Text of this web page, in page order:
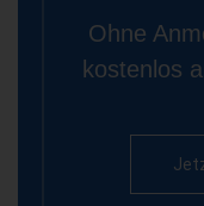
Ohne
kostenlos